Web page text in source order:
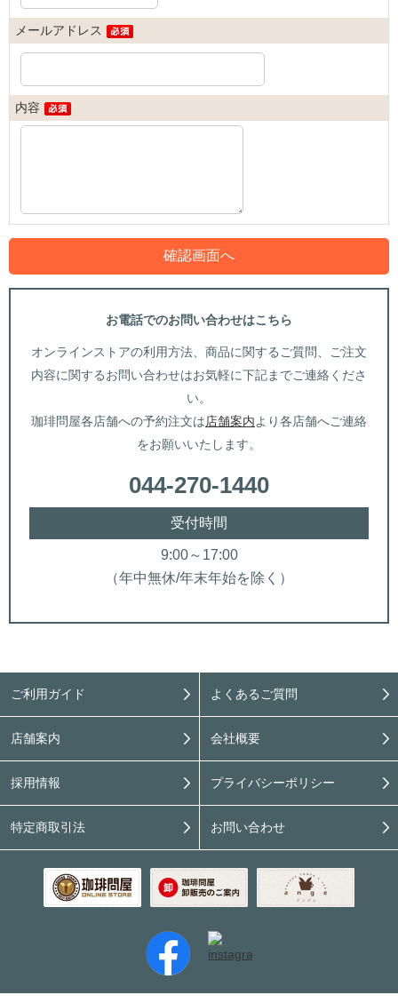
メールアドレス
内容
お電話でのお問い合わせはこちら
オンラインストアの利用方法、商品に関するご質問、ご注文
内容に関するお問い合わせはお気軽に下記までご連絡くださ
い。
珈琲問屋各店舗への予約注文は店舗案内より各店舗へご連絡
をお願いいたします。
044-270-1440
受付時間
9:00～17:00
（年中無休/年末年始を除く）
ご利用ガイド よくあるご質問
店舗案内 会社概要
採用情報 プライバシーポリシー
特定商取引法 お問い合わせ